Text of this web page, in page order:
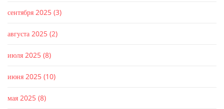
сентября 2025 (3)
августа 2025 (2)
июля 2025 (8)
июня 2025 (10)
мая 2025 (8)